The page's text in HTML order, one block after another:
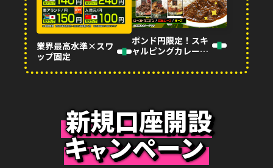
業界最高水準×スワ
ップ固定
ポンド円限定！スキ
ャルピングカレープ
ン!
新規口座開設
キャンペーン